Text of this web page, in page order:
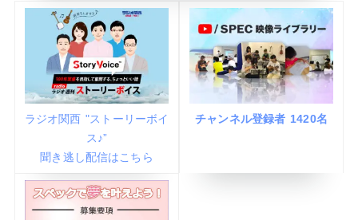
ラジオ関西 "ストーリーボイ
ス♪”
聞き逃し配信はこちら
チャンネル登録者 1420名